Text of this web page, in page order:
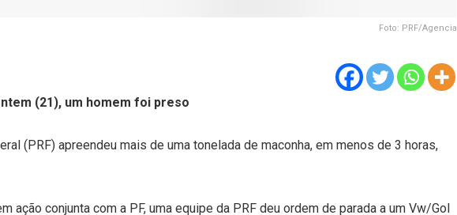
Foto: PRF/Agencia
(21), um homem foi preso
(PRF) apreendeu mais de uma tonelada de maconha, em menos de 3 horas,
ação conjunta com a PF, uma equipe da PRF deu ordem de parada a um Vw/Gol